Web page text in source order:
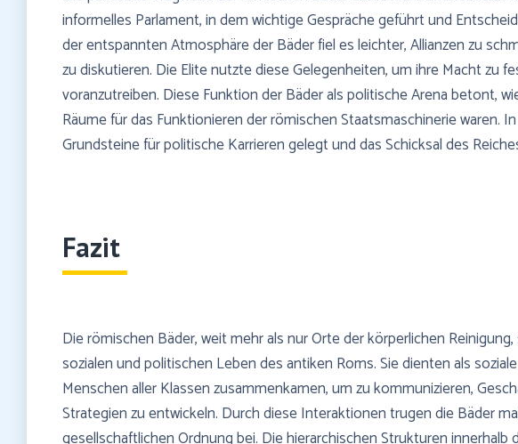
informelles Parlament, in dem wichtige Gespräche geführt und
der entspannten Atmosphäre der Bäder fiel es leichter, Allianzen zu
zu diskutieren. Die Elite nutzte diese Gelegenheiten, um ihre Macht zu
voranzutreiben. Diese Funktion der Bäder als politische Arena betont,
Räume für das Funktionieren der römischen Staatsmaschinerie waren.
Grundsteine für politische Karrieren gelegt und das Schicksal des
Fazit
Die römischen Bäder, weit mehr als nur Orte der körperlichen
sozialen und politischen Leben des antiken Roms. Sie dienten als
Menschen aller Klassen zusammenkamen, um zu kommunizieren,
Strategien zu entwickeln. Durch diese Interaktionen trugen die Bäder
gesellschaftlichen Ordnung bei. Die hierarchischen Strukturen innerhalb